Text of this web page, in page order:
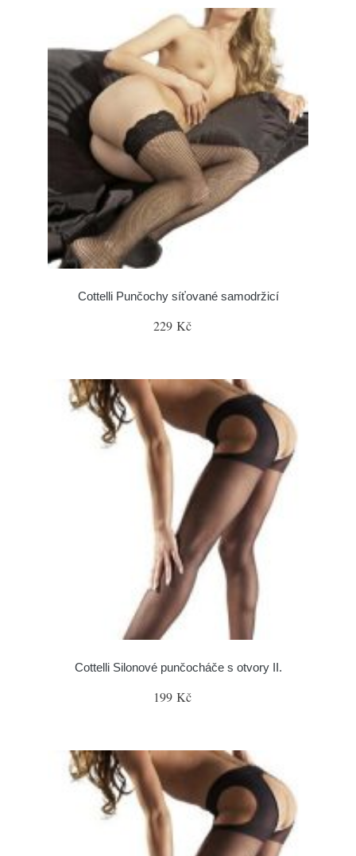
Cottelli Punčochy síťované samodržicí
229 Kč
Cottelli Silonové punčocháče s otvory II.
199 Kč